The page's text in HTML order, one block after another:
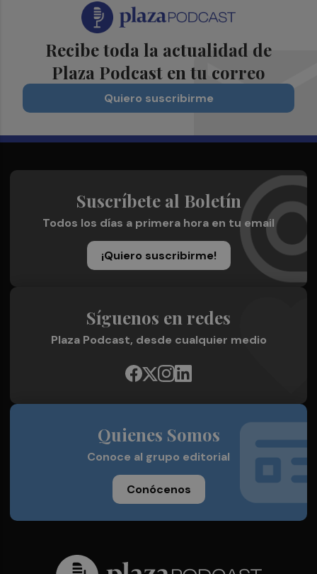
Recibe toda la actualidad de
Plaza Podcast en tu correo
Quiero suscribirme
Suscríbete al Boletín
Todos los días a primera hora en tu email
¡Quiero suscribirme!
Síguenos en redes
Plaza Podcast, desde cualquier medio
Quienes Somos
Conoce al grupo editorial
Conócenos